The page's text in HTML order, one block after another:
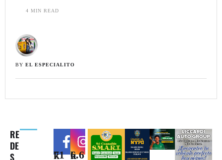
4 MIN READ
BY EL ESPECIALITO
RE
DE
S
71k 6.6k